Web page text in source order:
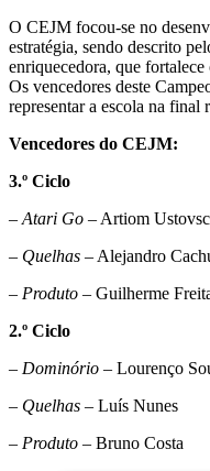
O CEJM focou-se no
estratégia, sendo descrito
enriquecedora, que
Os vencedores deste
representar a escola na final
Vencedores do CEJM:
3.º Ciclo
– Atari Go – Artiom
– Quelhas – Alejandro
– Produto – Guilherme
2.º Ciclo
– Dominório – Lourenço
– Quelhas – Luís Nunes
– Produto – Bruno Costa